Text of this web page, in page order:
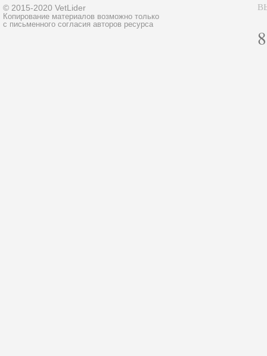
© 2015-2020 VetLider
Копирование материалов возможно только
с письменного согласия авторов ресурса